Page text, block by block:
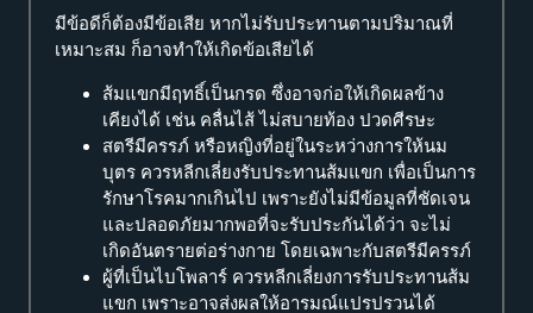
มีข้อดีก็ต้องมีข้อเสีย หากไม่รับประทานตามปริมาณที่
เหมาะสม ก็อาจทำให้เกิดข้อเสียได้
ส้มแขกมีฤทธิ์เป็นกรด ซึ่งอาจก่อให้เกิดผลข้าง
เคียงได้ เช่น คลื่นไส้ ไม่สบายท้อง ปวดศีรษะ
สตรีมีครรภ์ หรือหญิงที่อยู่ในระหว่างการให้นม
บุตร ควรหลีกเลี่ยงรับประทานส้มแขก เพื่อเป็นการ
รักษาโรคมากเกินไป เพราะยังไม่มีข้อมูลที่ชัดเจน
และปลอดภัยมากพอที่จะรับประกันได้ว่า จะไม่
เกิดอันตรายต่อร่างกาย โดยเฉพาะกับสตรีมีครรภ์
ผู้ที่เป็นไบโพลาร์ ควรหลีกเลี่ยงการรับประทานส้ม
แขก เพราะอาจส่งผลให้อารมณ์แปรปรวนได้